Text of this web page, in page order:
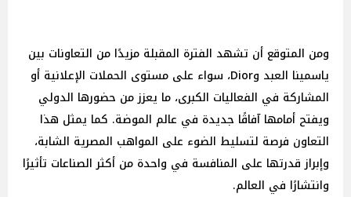
ومن المتوقع أن تشهد الفترة المقبلة مزيدًا من التعاونات بين
ياسمينا العبد وDior، سواء على مستوى الحملات الإعلانية أو
المشاركة في الفعاليات الكبرى، ما يعزز من حضورها الدولي
ويفتح أمامها آفاقًا جديدة في عالم الموضة. كما يمثل هذا
التعاون فرصة لتسليط الضوء على المواهب المصرية الشابة،
وإبراز قدرتها على المنافسة في واحدة من أكثر الصناعات تأثيرًا
وانتشارًا في العالم.